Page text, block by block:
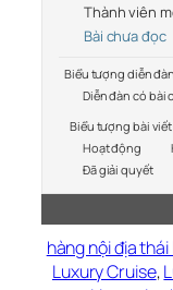
Thành viên
Bài chưa đọc
Biểu tượng diễn
Diễn đàn có bài
Biểu tượng bài
Hoạt động
Đã giải quyết
hàng nội địa thái
Luxury Cruise,